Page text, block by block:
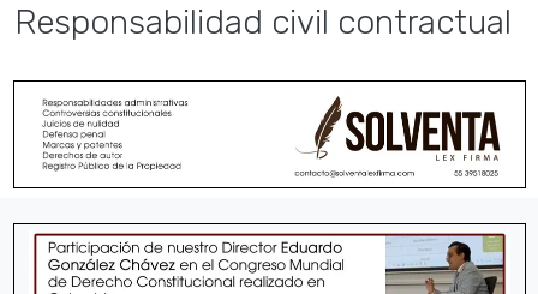
Responsabilidad civil contractual